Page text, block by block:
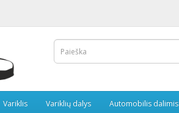
Variklis Variklių dalys Automobilis dalimis